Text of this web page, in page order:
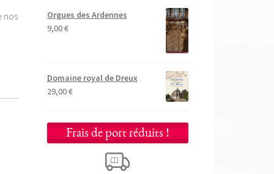
nos
Orgues des Ardennes
9,00€
Domaine royal de Dreux
29,00€
Frais de port réduits !